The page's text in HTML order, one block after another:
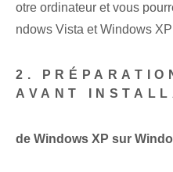
otre ordinateur et vous
ndows Vista et Windows
2.
AVANT
de Windows XP sur